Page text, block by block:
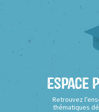
Espace
Retrouvez
thématiques